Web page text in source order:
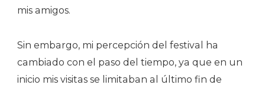
mis amigos.
Sin embargo, mi percepción del festival ha
cambiado con el paso del tiempo, ya que en un
inicio mis visitas se limitaban al último fin de